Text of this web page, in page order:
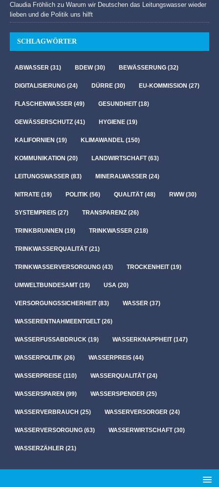
Claudia Fröhlich zu Warum wir Deutschen das Leitungswasser wieder
lieben und die Politik uns hilft
SCHLAGWÖRTER
ABWASSER (31) BDEW(30) BEWÄSSERUNG (32)
DIGITALISIERUNG (24) DÜRRE (30) EU-KOMMISSION (27)
FLASCHENWASSER (49) GESUNDHEIT(18)
GEWÄSSERSCHUTZ (41) HYGIENE (19)
KALIFORNIEN (19) KLIMAWANDEL (150)
KOMMUNIKATION (20) LANDWIRTSCHAFT(63)
LEITUNGSWASSER (83) MINERALWASSER (24)
NITRATE (19) POLITIK (56) QUALITÄT(48) RWW(30)
SYSTEMPREIS (27) TRANSPARENZ (26)
TRINKBRUNNEN (19) TRINKWASSER (218)
TRINKWASSERQUALITÄT(21)
TRINKWASSERVERSORGUNG (43) TROCKENHEIT(19)
UMWELTBUNDESAMT(19) USA (20)
VERSORGUNGSSICHERHEIT(83) WASSER (37)
WASSERENTNAHMEENTGELT(26)
WASSERFUSSABDRUCK (19) WASSERKNAPPHEIT(147)
WASSERPOLITIK (26) WASSERPREIS (44)
WASSERPREISE (110) WASSERQUALITÄT(24)
WASSERSPAREN (99) WASSERSPENDER (25)
WASSERVERBRAUCH (25) WASSERVERSORGER (24)
WASSERVERSORGUNG (63) WASSERWIRTSCHAFT(30)
WASSERZÄHLER (21)